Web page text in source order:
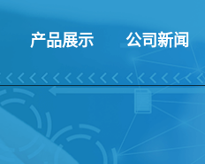
产品展示 公司新闻